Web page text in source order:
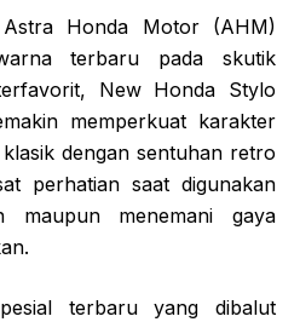
Honda Motor (AHM)
terbaru pada skutik
New Honda Stylo
memperkuat karakter
dengan sentuhan retro
perhatian saat digunakan
maupun menemani gaya
terbaru yang dibalut